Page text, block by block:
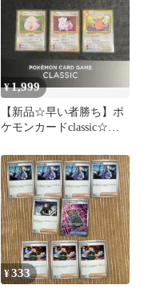
¥1,999
【新品☆早い者勝ち】ポ
ケモンカードclassic☆ラ
ー
¥333